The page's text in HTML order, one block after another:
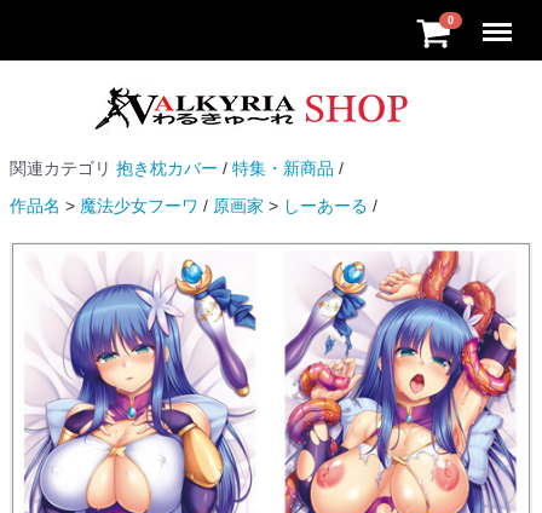
0
関連カテゴリ 抱き枕カバー
特集・新商品
作品名
魔法少女フーワ 原画家 しーあーる